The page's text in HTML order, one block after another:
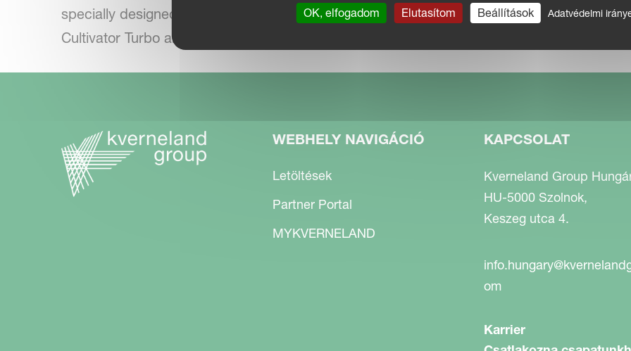
specially designed for your Kverneland
Cultivator Turbo and Enduro.
WEBHELY NAVIGÁCIÓ
Letöltések
Partner Portal
MYKVERNELAND
KAPCSOLAT
Kverneland Group
HU-5000 Szolnok,
Keszeg utca 4.
om
Karrier
OK, elfogadom Elutasítom Beállítások Adatvédelmi